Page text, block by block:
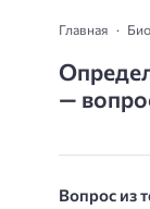
Главная
—
Вопрос из